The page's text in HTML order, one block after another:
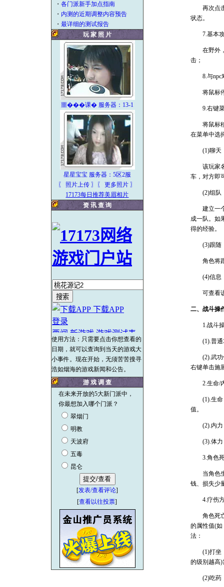
・各门派新手加点指南
・ 内测的近期调整内容预告
・最详细的测试报告
玩 家 照 片
噩���课� 服务器：13-1
星星宝宝 服务器：5区2服
〖 照片上传 〗
〖 更多照片 〗
17173每日推荐美眉相片
资 讯 查 询
使用方法：只需要点击你想查看的
日期，就可以查询到当天的游戏大
小事件。现在开始，无须苦苦搜寻
浩如烟海的游戏新闻和公告。
游 戏 调 查
在未来开放的5大新门派中，
你最想加入哪个门派？
翠烟门
明教
天波府
五毒
昆仑
[发表/查看评论]
[查看以往投票]
再次点击
状态。
7.基本
在野外，
击；
8.与npc
将鼠标停
9.右键
将鼠标移
在菜单中选
(1)聊天
该玩家名
车，对方即
(2)组队
建立一个
成一队。如
得的经验。
(3)跟随
角色将跟
(4)信息
可查看该
二、战斗操
1.战斗
(1).普通
(2).武功使
右键单击施
2.生命/
(1).生命：
值。
(2).内力
(3).体力
3.角色
当角色生
钱、损失少
4.疗伤
角色死亡
的属性值(
法：
(1)打坐：
的级别越高
(2)吃药：